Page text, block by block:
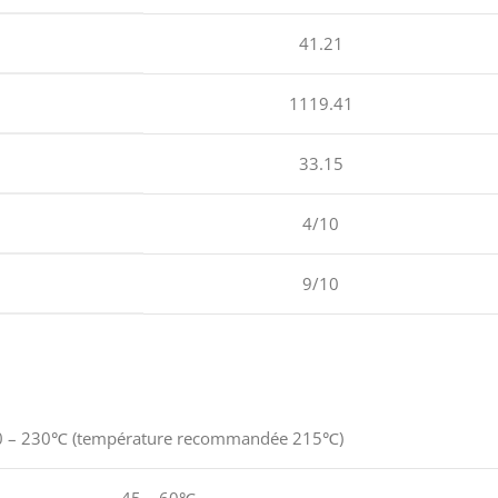
41.21
1119.41
33.15
4/10
9/10
– 230℃ (température recommandée 215℃)